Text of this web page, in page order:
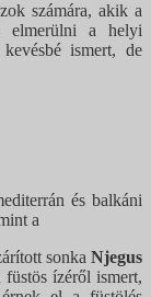
számára, akik a
elmerülni a helyi
ismert, de
és balkáni
a
sonkaNjegus
füstös ízéről ismert,